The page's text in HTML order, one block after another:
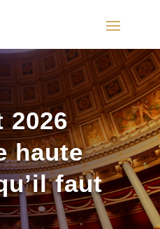
2026
haute
faut